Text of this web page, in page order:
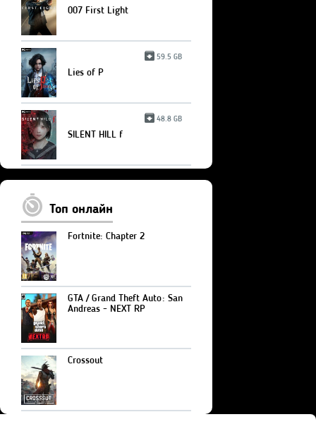
007 First Light
59.5 GB
Lies of P
48.8 GB
SILENT HILL f
Топ онлайн
Fortnite: Chapter 2
GTA / Grand Theft Auto: San
Andreas - NEXT RP
Crossout